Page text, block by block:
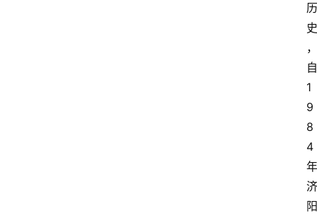
历
史
，
自
1
9
8
4
年
济
阳